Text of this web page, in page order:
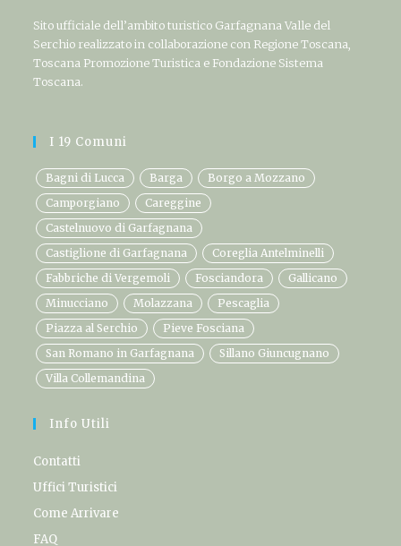
Sito ufficiale dell’ambito turistico Garfagnana Valle del
Serchio realizzato in collaborazione con Regione Toscana,
Toscana Promozione Turistica e Fondazione Sistema
Toscana.
I 19 Comuni
Bagni di Lucca Barga
Borgo a Mozzano
Camporgiano
Careggine
Castelnuovo di Garfagnana
Castiglione di Garfagnana
Coreglia Antelminelli
Fabbriche di Vergemoli
Fosciandora
Gallicano
Minucciano
Molazzana
Pescaglia
Piazza al Serchio
Pieve Fosciana
San Romano in Garfagnana
Sillano Giuncugnano
Villa Collemandina
Info Utili
Contatti
Uffici Turistici
Come Arrivare
FAQ